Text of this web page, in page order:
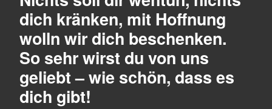
dich kränken, mit Hoffnung
wolln wir dich beschenken.
So sehr wirst du von uns
geliebt – wie schön, dass es
dich gibt!